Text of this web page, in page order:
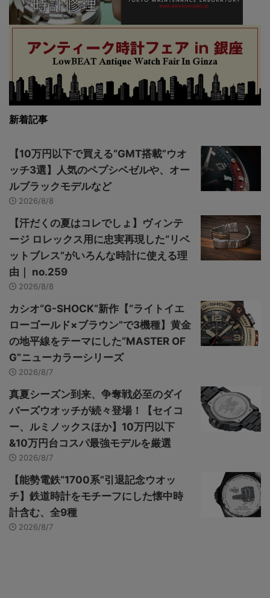
新着記事
【10万円以下で買える“GMT搭載”ウオ
ッチ3選】人気のペプシベゼルや、オー
ルブラックモデルなど
2026/8/8
【汗だくの夏はコレでしょ】ヴィンテ
ージ ロレックス用に忠実再現した“リベ
ットブレス”がいろんな時計に使える理
由｜ no.259
2026/8/8
カシオ“G-SHOCK”新作【“ライトイエ
ローゴールド×ブラウン”で3機種】黄金
の地平線をテーマにした“MASTER OF
G”ニューカラーシリーズ
2026/8/7
真夏シーズン到来、争奪戦必至のダイ
バーズウオッチが続々登場！【セイコ
ー、ルミノックスほか】10万円以下
&10万円台コスパ最強モデルを厳選
2026/8/7
【能勢電鉄“1700系”引退記念ウオッ
チ】鉄道時計をモチーフにした懐中時
計含む、全9種
2026/8/7